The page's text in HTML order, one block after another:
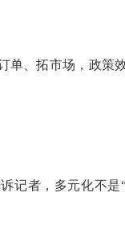
、拓市场，政策
记者，多元化不是